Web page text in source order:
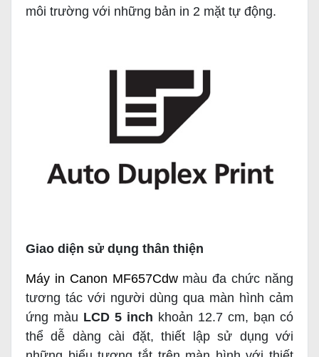
môi trường với những bản in 2 mặt tự động.
Giao diện sử dụng thân thiện
Máy in Canon MF657Cdwmàu đa chức năng
tương tác với người dùng qua màn hình cảm
ứng màu LCD 5 inch khoản 12.7 cm, bạn có
thể dễ dàng cài đặt, thiết lập sử dụng với